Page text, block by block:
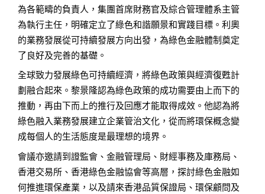
為各範疇的負責人，集團首席財務官及綜合管理體系主管
為執行主任，明確定立了綠色和諧願景和實踐目標。利奧
的業務發展從可持續發展方向出發，為綠色金融體制奠定
了良好及完善的基礎。
全球致力發展綠色可持續經濟，將綠色政策與經濟復甦計
劃融合起來。黎景隆認為綠色政策的成功需要由上而下的
推動，再由下而上的推行及回應才能取得成效。他認為將
綠色融入業務發展建立企業管治文化，從而將環保概念變
成每個人的生活態度是最理想的境界。
會議亦邀請到證監會、金融管理局、財經事務及庫務局、
香港交易所、香港綠色金融協會等高層，探討綠色金融如
何推進環保產業，以及請來香港品質保證局、環保顧問及